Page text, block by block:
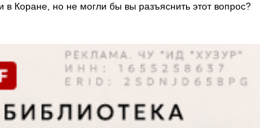
Коране, но не могли бы вы разъяснить этот вопрос?